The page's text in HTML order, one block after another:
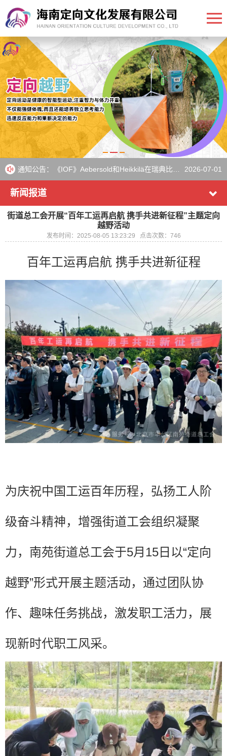
通知公告：
2026-07-10
WOC：来自23个国家的运动员将在周五为淘汰赛荣耀而战
2026-07-08
WOC：来自26个国家的运动员晋级短距离决赛
2026-07-03
JWOC：赫尔内卫冕长跑冠军，布勒在瑞典夺得第三枚金牌
2026-07-01
《IOF》Aebersold和Heikkilä在瑞典比赛后继续保持世界杯领先地位
2026-06-30
欧洲青年定向越野锦标赛圆满落幕
新闻报道
街道总工会开展“百年工运再启航 携手共进新征程”主题定向
越野活动
发布时间：2025-08-05 13:23:29 点击次数：746
百年工运再启航 携手共进新征程
为庆祝中国工运百年历程，弘扬工人阶
级奋斗精神，增强街道工会组织凝聚
力，南苑街道总工会于5月15日以“定向
越野”形式开展主题活动，通过团队协
作、趣味任务挑战，激发职工活力，展
现新时代职工风采。